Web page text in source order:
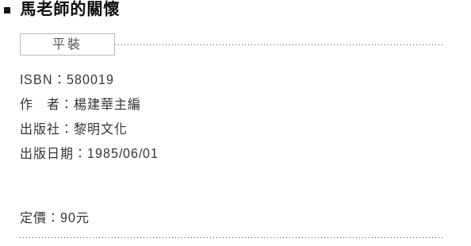
馬老師的關懷
平裝
ISBN：580019
作 者：楊建華主編
出版社：黎明文化
出版日期：1985/06/01
定價：90元